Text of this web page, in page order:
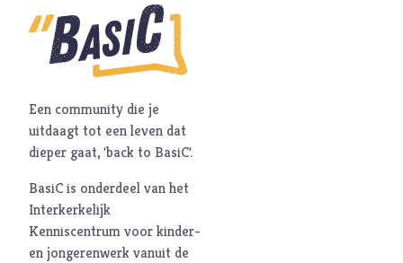
Een community die je
uitdaagt tot een leven dat
dieper gaat, 'back to BasiC'.
BasiC is onderdeel van het
Interkerkelijk
Kenniscentrum voor kinder-
en jongerenwerk vanuit de